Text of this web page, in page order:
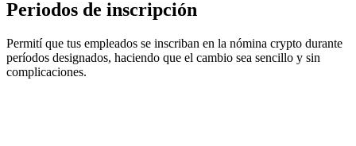
Periodos de inscripción
Permití que tus empleados se inscriban en la nómina crypto durante
períodos designados, haciendo que el cambio sea sencillo y sin
complicaciones.